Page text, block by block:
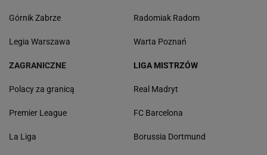
Górnik Zabrze
Legia Warszawa
Radomiak Radom
Warta Poznań
ZAGRANICZNE
Polacy za granicą
Premier League
La Liga
LIGA MISTRZÓW
Real Madryt
FC Barcelona
Borussia Dortmund